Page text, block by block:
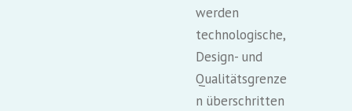
werden
technologische,
Design- und
Qualitätsgrenze
n überschritten